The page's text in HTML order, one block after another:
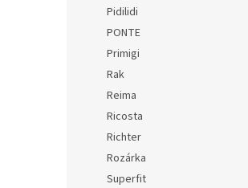
Pidilidi
PONTE
Primigi
Rak
Reima
Ricosta
Richter
Rozárka
Superfit